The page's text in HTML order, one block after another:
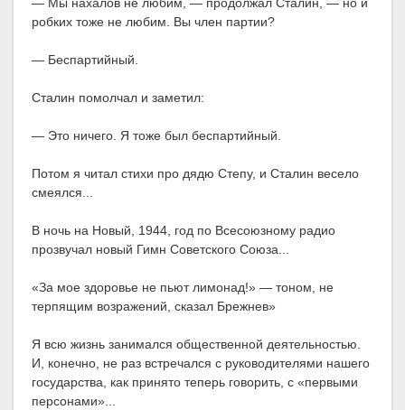
— Мы нахалов не любим, — продолжал Сталин, — но и
робких тоже не любим. Вы член партии?
— Беспартийный.
Сталин помолчал и заметил:
— Это ничего. Я тоже был беспартийный.
Потом я читал стихи про дядю Степу, и Сталин весело
смеялся...
В ночь на Новый, 1944, год по Всесоюзному радио
прозвучал новый Гимн Советского Союза...
«За мое здоровье не пьют лимонад!» — тоном, не
терпящим возражений, сказал Брежнев»
Я всю жизнь занимался общественной деятельностью.
И, конечно, не раз встречался с руководителями нашего
государства, как принято теперь говорить, с «первыми
персонами»...